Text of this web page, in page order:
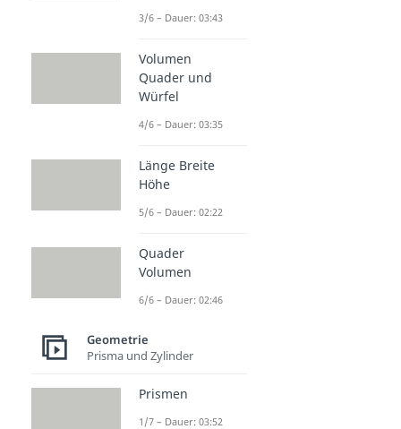
3/6 – Dauer: 03:43
Volumen
Quader und
Würfel
4/6 – Dauer: 03:35
Länge Breite
Höhe
5/6 – Dauer: 02:22
Quader
Volumen
6/6 – Dauer: 02:46
Geometrie
Prisma und Zylinder
Prismen
1/7 – Dauer: 03:52